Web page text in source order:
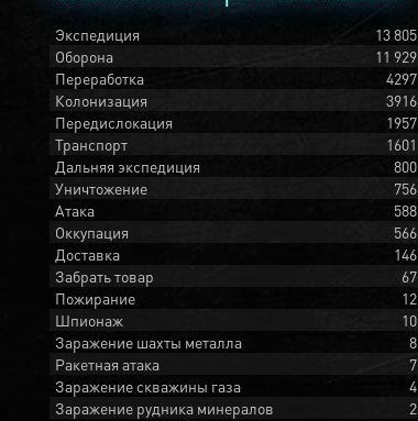
Экспедиция
13 805
Оборона
11 929
Переработка
4297
Колонизация
3916
Передислокация
1957
Транспорт
1601
Дальняя экспедиция
800
Уничтожение
756
Атака
588
Оккупация
566
Доставка
146
Забрать товар
67
Пожирание
12
Шпионаж
10
Заражение шахты металла
8
Ракетная атака
7
Заражение скважины газа
4
Заражение рудника минералов
2